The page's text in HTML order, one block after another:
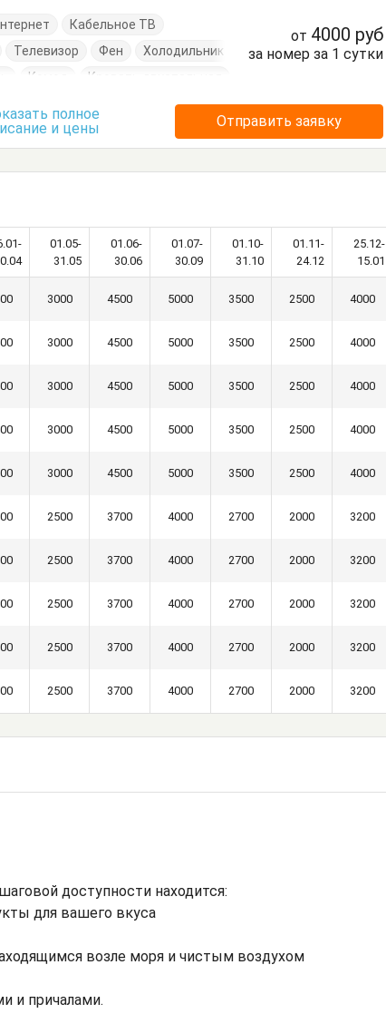
Кабельное ТВ
Телевизор Фен
Холодильник
Комод
Кровать двуспальная
от 4000 руб
за номер за 1 сутки
полное
и цены
Отправить заявку
01.05-
31.05
01.06-
30.06
01.07-
30.09
01.10-
31.10
01.11-
24.12
25.12-
15.01
3000 4500 5000 3500 2500 4000
3000 4500 5000 3500 2500 4000
3000 4500 5000 3500 2500 4000
3000 4500 5000 3500 2500 4000
3000 4500 5000 3500 2500 4000
2500 3700 4000 2700 2000 3200
2500 3700 4000 2700 2000 3200
2500 3700 4000 2700 2000 3200
2500 3700 4000 2700 2000 3200
2500 3700 4000 2700 2000 3200
доступности находится:
для вашего вкуса
возле моря и чистым воздухом
и причалами.